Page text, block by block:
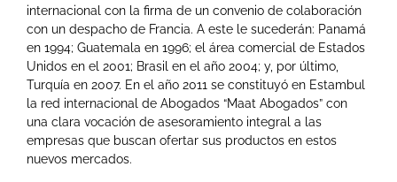
internacional con la firma de un convenio de colaboración
con un despacho de Francia. A este le sucederán: Panamá
en 1994; Guatemala en 1996; el área comercial de Estados
Unidos en el 2001; Brasil en el año 2004; y, por último,
Turquía en 2007. En el año 2011 se constituyó en Estambul
la red internacional de Abogados “Maat Abogados” con
una clara vocación de asesoramiento integral a las
empresas que buscan ofertar sus productos en estos
nuevos mercados.